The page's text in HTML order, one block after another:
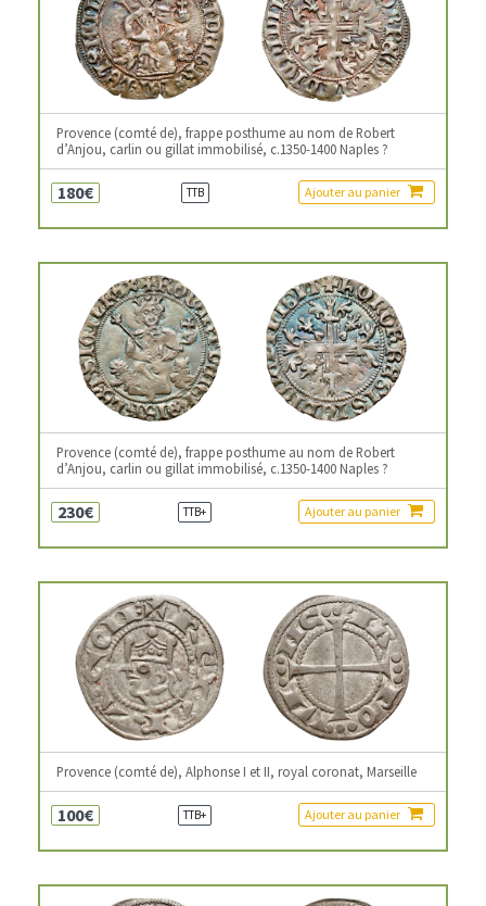
Provence (comté de), frappe posthume au nom de Robert
d’Anjou, carlin ou gillat immobilisé, c.1350-1400 Naples ?
180€ TTB Ajouter au panier
Provence (comté de), frappe posthume au nom de Robert
d’Anjou, carlin ou gillat immobilisé, c.1350-1400 Naples ?
230€ TTB+ Ajouter au panier
Provence (comté de), Alphonse I et II, royal coronat, Marseille
100€ TTB+ Ajouter au panier